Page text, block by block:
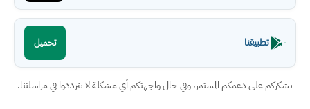
تطبيقنا تحميل
نشكركم على دعمكم المستمر، وفي حال واجهتكم أي مشكلة لا تترددوا في مراسلتنا.